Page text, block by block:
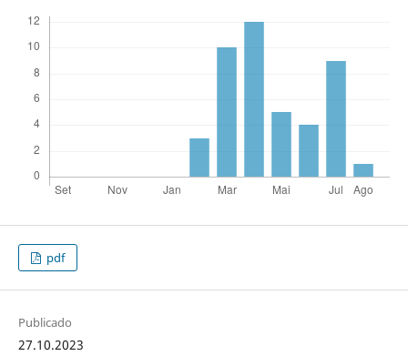
pdf
Publicado
27.10.2023